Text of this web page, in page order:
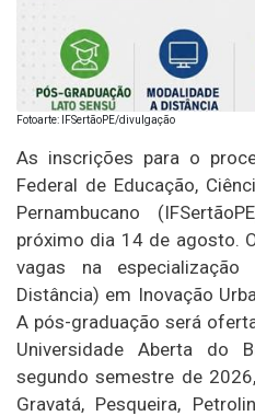
Fotoarte: IFSertãoPE/divulgação
As inscrições para o
Federal de Educação,
Pernambucano
próximo dia 14 de agosto.
vagas na
Distância) em Inovação
A pós-graduação será
Universidade Aberta do
segundo semestre de
Gravatá, Pesqueira,